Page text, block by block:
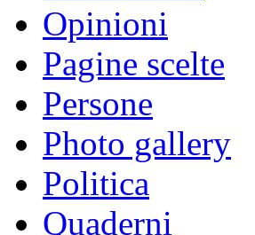
Opinioni
Pagine scelte
Persone
Photo gallery
Politica
Quaderni